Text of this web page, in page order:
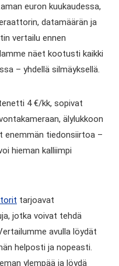
euron kuukaudessa,
datamäärän ja
vertailu ennen
näet kootusti kaikki
– yhdellä silmäyksellä.
4 €/kk, sopivat
älylukkoon
enemmän tiedonsiirtoa –
hieman kalliimpi
tarjoavat
jotka voivat tehdä
avulla löydät
helposti ja nopeasti.
ylempää ja löydä